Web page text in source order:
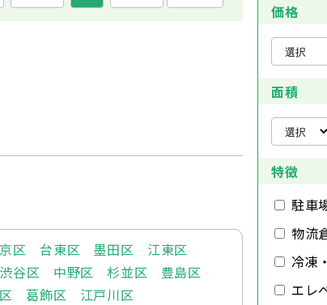
区 台東区 墨田区
江東区
渋谷区 中野区 杉並区
豊島区
葛飾区 江戸川区
価格
面積
特徴
駐車
物流
冷凍
エレ